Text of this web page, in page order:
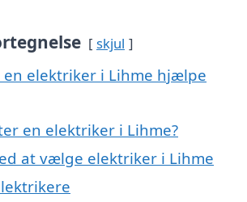
skjul
en elektriker i Lihme hjælpe
en elektriker i Lihme?
at vælge elektriker i Lihme